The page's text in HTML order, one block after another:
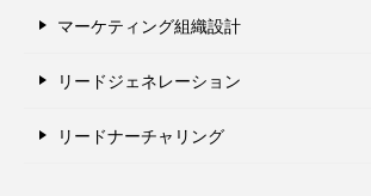
マーケティング組織設計
リードジェネレーション
リードナーチャリング